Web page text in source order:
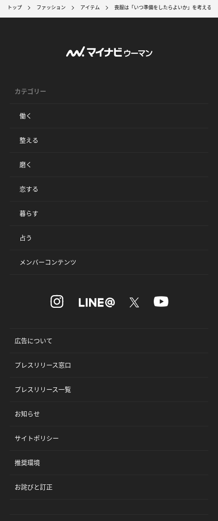
トップ ファッション アイテム 喪服は「いつ準備をしたらよいか」を考える
カテゴリー
働く
整える
磨く
恋する
暮らす
占う
メンバーコンテンツ
広告について
プレスリリース窓口
プレスリリース一覧
お知らせ
サイトポリシー
推奨環境
お詫びと訂正